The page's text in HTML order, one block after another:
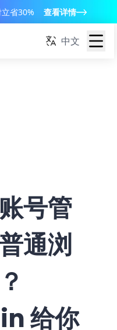
省30% 查看详情
中文
号管
通浏
给你